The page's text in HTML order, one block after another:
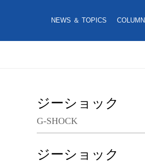
NEWS ＆ TOPICS COLUMN
ジーショック
G-SHOCK
ジーショック